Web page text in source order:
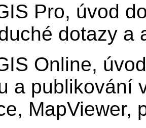
Pro, úvod
dotazy a
Online,
a publikování
MapViewer,